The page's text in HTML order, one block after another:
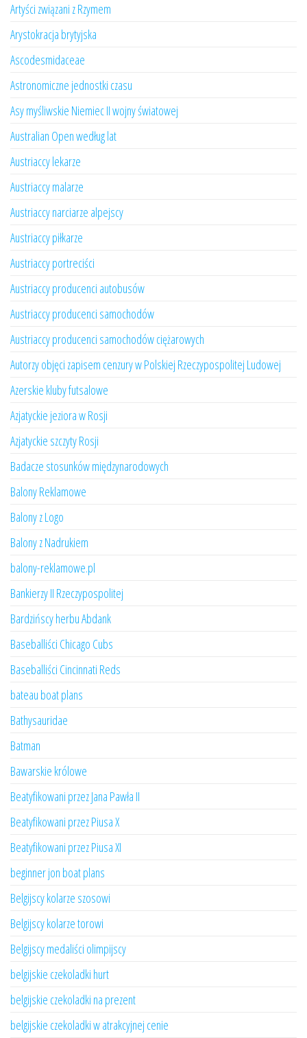
Artyści związani z Rzymem
Arystokracja brytyjska
Ascodesmidaceae
Astronomiczne jednostki czasu
Asy myśliwskie Niemiec II wojny światowej
Australian Open według lat
Austriaccy lekarze
Austriaccy malarze
Austriaccy narciarze alpejscy
Austriaccy piłkarze
Austriaccy portreciści
Austriaccy producenci autobusów
Austriaccy producenci samochodów
Austriaccy producenci samochodów ciężarowych
Autorzy objęci zapisem cenzury w Polskiej Rzeczypospolitej Ludowej
Azerskie kluby futsalowe
Azjatyckie jeziora w Rosji
Azjatyckie szczyty Rosji
Badacze stosunków międzynarodowych
Balony Reklamowe
Balony z Logo
Balony z Nadrukiem
balony-reklamowe.pl
Bankierzy II Rzeczypospolitej
Bardzińscy herbu Abdank
Baseballiści Chicago Cubs
Baseballiści Cincinnati Reds
bateau boat plans
Bathysauridae
Batman
Bawarskie królowe
Beatyfikowani przez Jana Pawła II
Beatyfikowani przez Piusa X
Beatyfikowani przez Piusa XI
beginner jon boat plans
Belgijscy kolarze szosowi
Belgijscy kolarze torowi
Belgijscy medaliści olimpijscy
belgijskie czekoladki hurt
belgijskie czekoladki na prezent
belgijskie czekoladki w atrakcyjnej cenie